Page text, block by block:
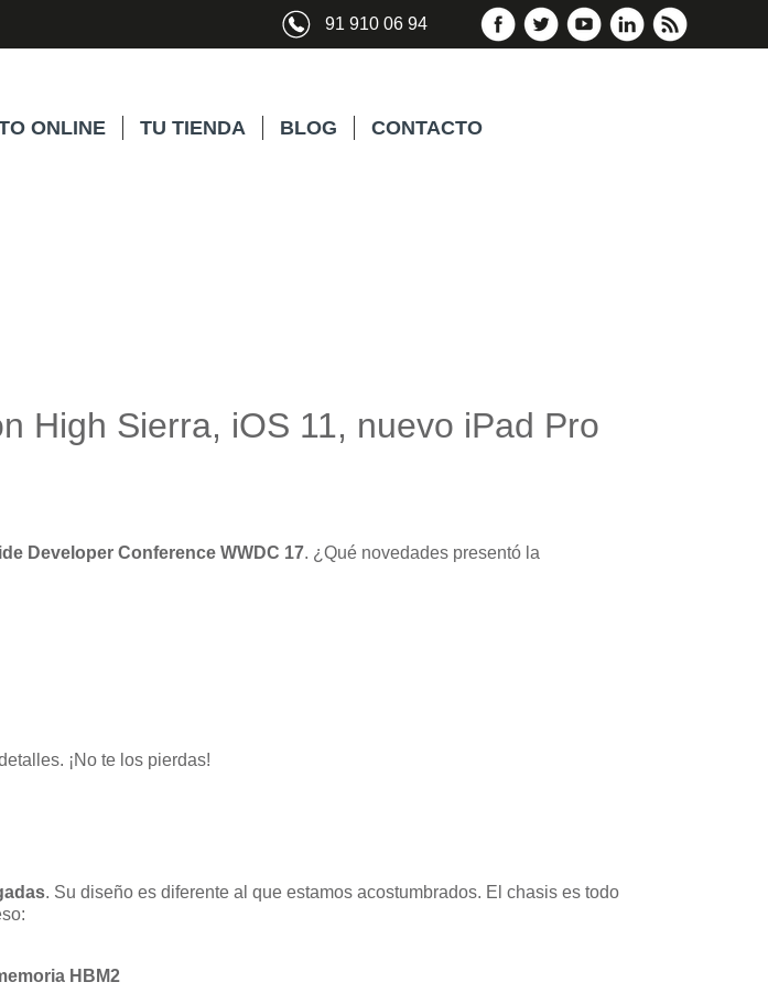
91 910 06 94
ONLINE TU TIENDA BLOG CONTACTO
High Sierra, iOS 11, nuevo iPad Pro
Developer Conference WWDC 17. ¿Qué novedades presentó la
¡No te los pierdas!
. Su diseño es diferente al que estamos acostumbrados. El chasis es todo
HBM2